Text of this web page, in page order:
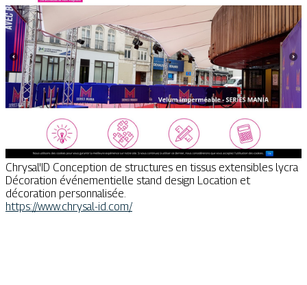
Chrysal'ID Conception de structures en tissus extensibles lycra
Décoration événementielle stand design Location et
décoration personnalisée.
https://www.chrysal-id.com/